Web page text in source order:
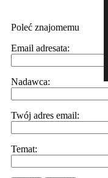
Poleć znajomemu
Email adresata:
Nadawca:
Twój adres email:
Temat: